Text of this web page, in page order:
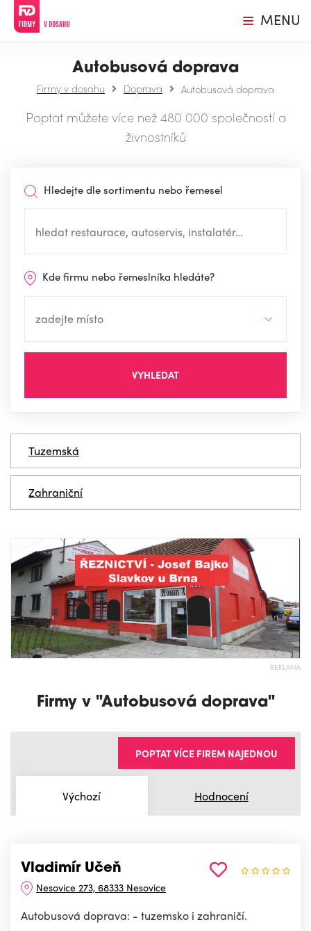
MENU
Autobusová doprava
Firmy v dosahu Doprava Autobusová doprava
Poptat můžete více než 480 000 společností a
živnostníků
Hledejte dle sortimentu nebo řemesel
Kde firmu nebo řemeslníka hledáte?
VYHLEDAT
Tuzemská
Zahraniční
REKLAMA
Firmy v "Autobusová doprava"
Výchozí Hodnocení
POPTAT VÍCE FIREM NAJEDNOU
Vladimír Učeň
Nesovice 273, 68333 Nesovice
Autobusová doprava: - tuzemsko i zahraničí.